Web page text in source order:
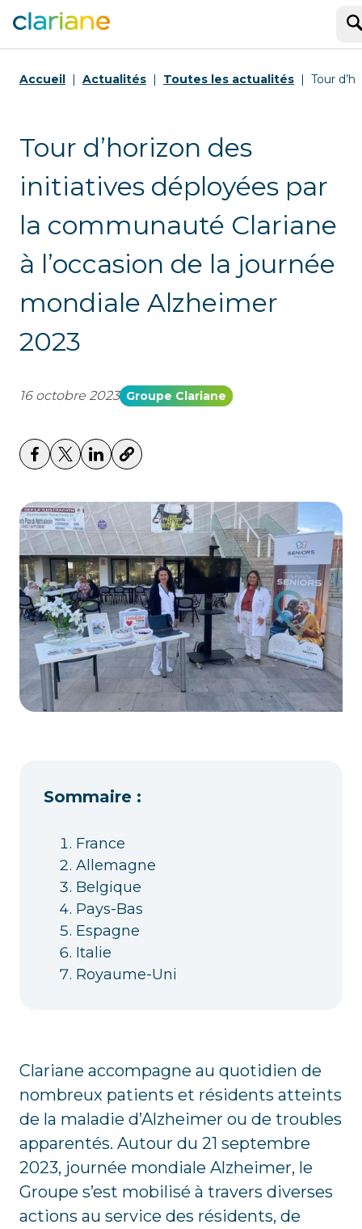
Accueil Actualités Toutes les actualités Tour
Tour d’horizon des
initiatives déployées par
la communauté Clariane
à l’occasion de la journée
mondiale Alzheimer
2023
16 octobre 2023 Groupe Clariane
Sommaire :
France
Allemagne
Belgique
Pays-Bas
Espagne
Italie
Royaume-Uni
Clariane accompagne au quotidien de
nombreux patients et résidents atteints
de la maladie d’Alzheimer ou de troubles
apparentés. Autour du 21 septembre
2023, journée mondiale Alzheimer, le
Groupe s’est mobilisé à travers diverses
actions au service des résidents, de